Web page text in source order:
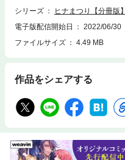
シリーズ
ヒナまつり【分冊版】
電子版配信開始日
2022/06/30
ファイルサイズ
4.49 MB
作品をシェアする